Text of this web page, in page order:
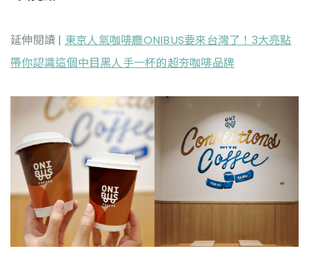
延伸閱讀 | 東京人氣咖啡廳ONIBUS要來台灣了！3大亮點
帶你認識這個中目黑人手一杯的超夯咖啡品牌